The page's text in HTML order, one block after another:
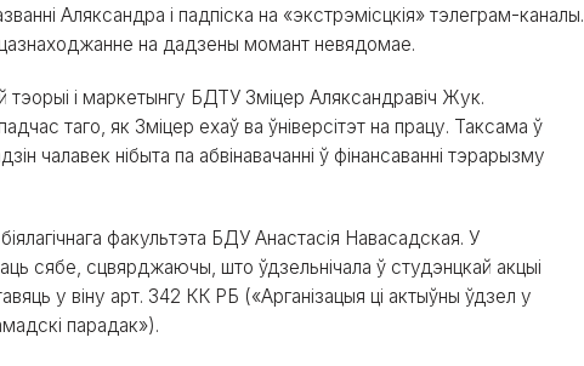
Аляксандра і падпіска на «экстрэмісцкія» тэлеграм-каналы.
на дадзены момант невядомае.
і маркетынгу БДТУ Зміцер Аляксандравіч Жук.
таго, як Зміцер ехаў ва ўніверсітэт на працу. Таксама ў
чалавек нібыта па абвінавачанні ў фінансаванні тэрарызму
факультэта БДУ Анастасія Навасадская. У
сябе, сцвярджаючы, што ўдзельнічала ў студэнцкай акцыі
у віну арт. 342 КК РБ («Арганізацыя ці актыўны ўдзел у
парадак»).